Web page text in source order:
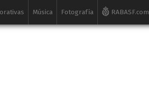
Música Fotografía RABASF.com